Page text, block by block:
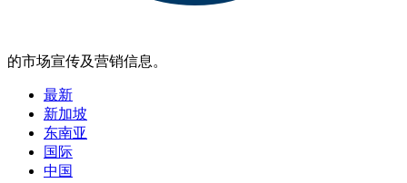
的市场宣传及营销信息。
最新
新加坡
东南亚
国际
中国